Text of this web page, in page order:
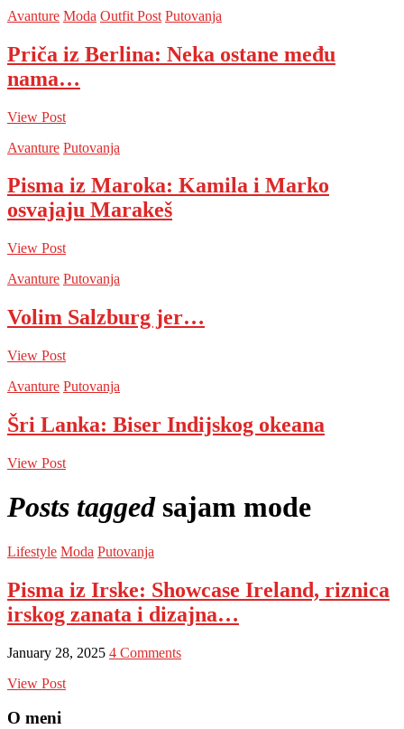
Avanture Moda Outfit Post Putovanja
Priča iz Berlina: Neka ostane među
nama…
View Post
Avanture Putovanja
Pisma iz Maroka: Kamila i Marko
osvajaju Marakeš
View Post
Avanture Putovanja
Volim Salzburg jer…
View Post
Avanture Putovanja
Šri Lanka: Biser Indijskog okeana
View Post
Posts tagged sajam mode
Lifestyle Moda Putovanja
Pisma iz Irske: Showcase Ireland, riznica
irskog zanata i dizajna…
January 28, 2025 4 Comments
View Post
O meni